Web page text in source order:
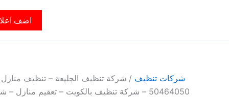
اضف
شركات تنظيف / شركة تنظيف الجليعة – تنظيف منازل
50464050 – شركة تنظيف بالكويت – تعقيم